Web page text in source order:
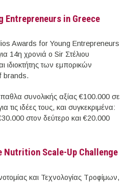
Entrepreneurs in Greece
Awards for Young Entrepreneurs
14η χρονιά ο Sir Στέλιου
ιδιοκτήτης των εμπορικών
brands.
συνολικής αξίας €100.000 σε
τις ιδέες τους, και συγκεκριμένα:
στον δεύτερο και €20.000
Scale-Up Challenge
και Τεχνολογίας Τροφίμων,